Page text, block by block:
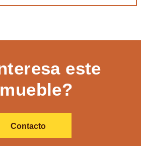
este
Contacto